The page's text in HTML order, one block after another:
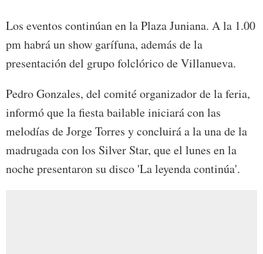
Los eventos continúan en la Plaza Juniana. A la 1.00
pm habrá un show garífuna, además de la
presentación del grupo folclórico de Villanueva.
Pedro Gonzales, del comité organizador de la feria,
informó que la fiesta bailable iniciará con las
melodías de Jorge Torres y concluirá a la una de la
madrugada con los Silver Star, que el lunes en la
noche presentaron su disco 'La leyenda continúa'.